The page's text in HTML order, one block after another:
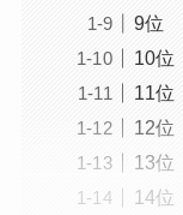
9位
10位
11位
12位
13位
14